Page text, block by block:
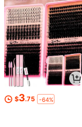
$3.75 -64%